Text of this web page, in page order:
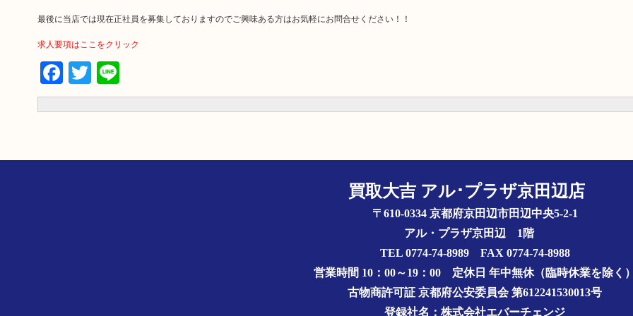
最後に当店では現在正社員を募集しておりますのでご興味ある方はお気軽にお問合せください！！
求人要項はここをクリック
Facebook
Twitter
Line
買取大吉 アル･プラザ京田辺店
〒610-0334 京都府京田辺市田辺中央5-2-1
アル・プラザ京田辺 1階
TEL 0774-74-8989 FAX 0774-74-8988
営業時間 10：00～19：00 定休日 年中無休（臨時休業を除く
古物商許可証 京都府公安委員会 第612241530013号
登録社名：株式会社エバーチェンジ